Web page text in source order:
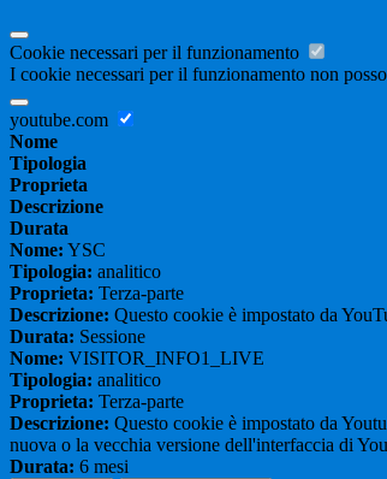
Cookie necessari per il funzionamento
I cookie necessari per il funzionamento non
youtube.com
Nome
Tipologia
Proprieta
Descrizione
Durata
Nome: YSC
Tipologia: analitico
Proprieta: Terza-parte
Descrizione: Questo cookie è impostato da
Durata: Sessione
Nome: VISITOR_INFO1_LIVE
Tipologia: analitico
Proprieta: Terza-parte
Descrizione: Questo cookie è impostato da
nuova o la vecchia versione dell'interfaccia di
Durata: 6 mesi